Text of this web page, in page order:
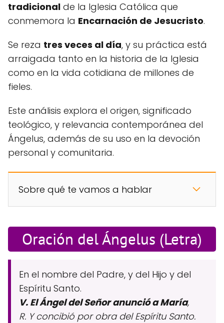
tradicional de la Iglesia Católica que
conmemora la Encarnación de Jesucristo.
Se reza tres veces al día, y su práctica está
arraigada tanto en la historia de la Iglesia
como en la vida cotidiana de millones de
fieles.
Este análisis explora el origen, significado
teológico, y relevancia contemporánea del
Ángelus, además de su uso en la devoción
personal y comunitaria.
Sobre qué te vamos a hablar
Oración del Ángelus (Letra)
En el nombre del Padre, y del Hijo y del
Espíritu Santo.
V. El Ángel del Señor anunció a María,
R. Y concibió por obra del Espíritu Santo.